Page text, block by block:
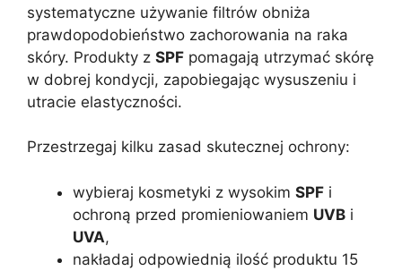
systematyczne używanie filtrów obniża
prawdopodobieństwo zachorowania na raka
skóry. Produkty z SPF pomagają utrzymać skórę
w dobrej kondycji, zapobiegając wysuszeniu i
utracie elastyczności.
Przestrzegaj kilku zasad skutecznej ochrony:
wybieraj kosmetyki z wysokim SPF i
ochroną przed promieniowaniem UVB i
UVA,
nakładaj odpowiednią ilość produktu 15